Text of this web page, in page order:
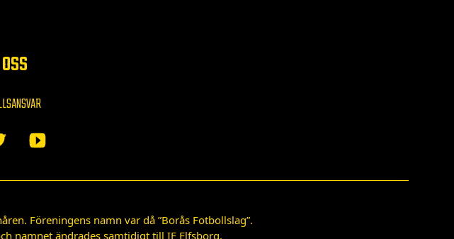
Föreningens namn var då ”Borås Fotbollslag”.
namnet ändrades samtidigt till IF Elfsborg.